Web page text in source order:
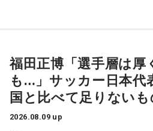
ることを明かした。また、歌手は
後、自分自身が“演出家”となって
ると語り、長年培ってきた表現者
福田正博「選手層は
も…」サッカー日本代
国と比べて足りないも
2026.08.09 up